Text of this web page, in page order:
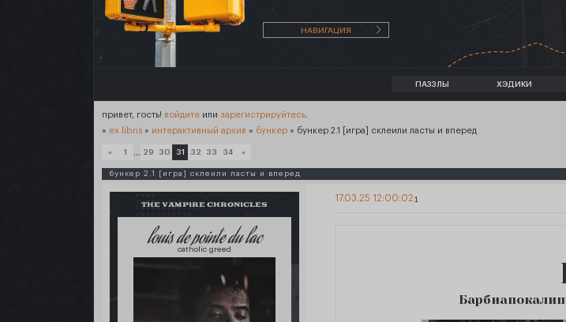
НАВИГАЦИЯ
ПАЗЗЛЫ ХЭДИКИ
привет, гость! войдите или зарегистрируйтесь
» ex libris » интерактивный архив » бункер » бункер 2.1 [игра] склеили ласты и вперед
« 1 … 29 30 31 32 33 34 »
бункер 2.1 [игра] склеили ласты и вперед
THE VAMPIRE CHRONICLES
louis de pointe du lac
catholic greed
1
17.03.25 12:00:02